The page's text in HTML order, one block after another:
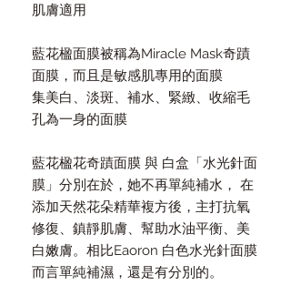
肌膚適用
藍花楹面膜被稱為Miracle Mask奇蹟
面膜，而且是敏感肌專用的面膜
集美白、淡斑、補水、緊緻、收縮毛
孔為一身的面膜
藍花楹花奇蹟面膜 與 白盒「水光針面
膜」分別在於，她不再單純補水， 在
添加天然花朵精華複方後，主打抗氧
修復、鎮靜肌膚、幫助水油平衡、美
白嫩膚。相比Eaoron 白色水光針面膜
而言單純補濕，還是有分別的。